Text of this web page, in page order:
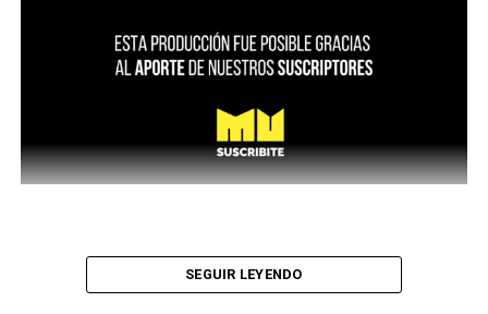
SEGUIR LEYENDO